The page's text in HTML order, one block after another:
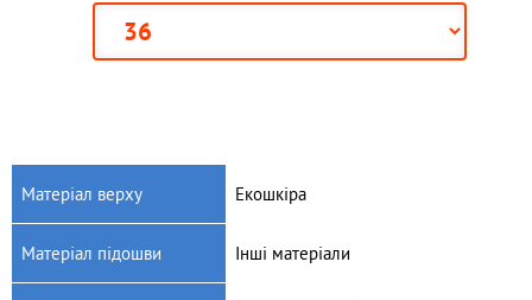
Матеріал верху Екошкіра
Матеріал підошви Інші матеріали